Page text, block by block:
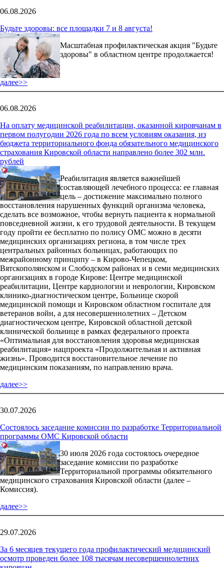
06.08.2026
Будьте здоровы: все площадки 7 и 8 августа!
Масштабная профилактическая акция "Будьте
здоровы" в областном центре продолжается!
далее>>
06.08.2026
На оплату медицинской реабилитации, оказанной кировчанам в
первом полугодии 2026 года по всем условиям оказания, из
бюджета территориального фонда обязательного медицинского
страхования Кировской области направлено более 302 млн.
рублей
Реабилитация является важнейшей
составляющей лечебного процесса: ее главная
цель – достижение максимально полного
восстановления нарушенных функций организма человека,
сделать все возможное, чтобы вернуть пациента к нормальной
повседневной жизни, к его трудовой деятельности. В текущем
году пройти ее бесплатно по полису ОМС можно в десяти
медицинских организациях региона, в том числе трех
центральных районных больницах, работающих по
межрайонному принципу – в Кирово-Чепецком,
Вятскополянском и Слободском районах и в семи медицинских
организациях в городе Кирове: Центре медицинской
реабилитации, Центре кардиологии и неврологии, Кировском
клинико-диагностическом центре, Больнице скорой
медицинской помощи и Кировском областном госпитале для
ветеранов войн, а для несовершеннолетних – Детском
диагностическом центре, Кировской областной детской
клинической больнице в рамках федерального проекта
«Оптимальная для восстановления здоровья медицинская
реабилитация» нацпроекта «Продолжительная и активная
жизнь». Проводится восстановительное лечение по
медицинским показаниям, по направлению врача.
далее>>
30.07.2026
Состоялось заседание комиссии по разработке Территориальной
программы ОМС Кировской области
30 июля 2026 года состоялось очередное
заседание комиссии по разработке
Территориальной программы обязательного
медицинского страхования Кировской области (далее –
Комиссия).
далее>>
29.07.2026
За 6 месяцев текущего года профилактический медицинский
осмотр проведен более 108 тысячам несовершеннолетних